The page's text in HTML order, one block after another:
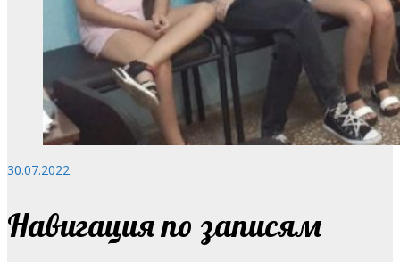
30.07.2022
Навигация по записям